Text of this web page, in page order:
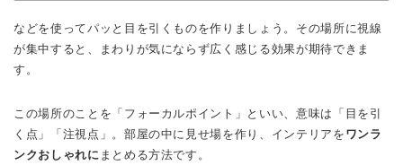
などを使ってパッと目を引くものを作りましょう。その場所に視線
が集中すると、まわりが気にならず広く感じる効果が期待できま
す。
この場所のことを「フォーカルポイント」といい、意味は「目を引
く点」「注視点」。部屋の中に見せ場を作り、インテリアを ワンラ
ンクおしゃれに まとめる方法です。